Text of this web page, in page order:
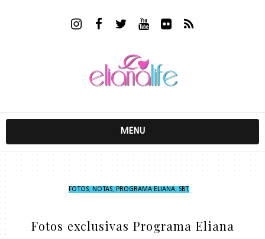
MENU
FOTOS, NOTAS, PROGRAMA ELIANA, SBT,
Fotos exclusivas Programa Eliana